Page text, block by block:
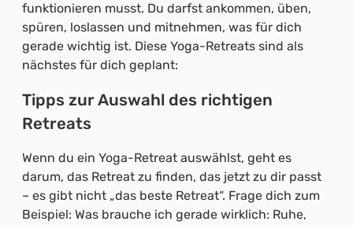
funktionieren musst. Du darfst ankommen, üben,
spüren, loslassen und mitnehmen, was für dich
gerade wichtig ist. Diese Yoga-Retreats sind als
nächstes für dich geplant:
Tipps zur Auswahl des richtigen
Retreats
Wenn du ein Yoga-Retreat auswählst, geht es
darum, das Retreat zu finden, das jetzt zu dir passt
– es gibt nicht „das beste Retreat“. Frage dich zum
Beispiel: Was brauche ich gerade wirklich: Ruhe,